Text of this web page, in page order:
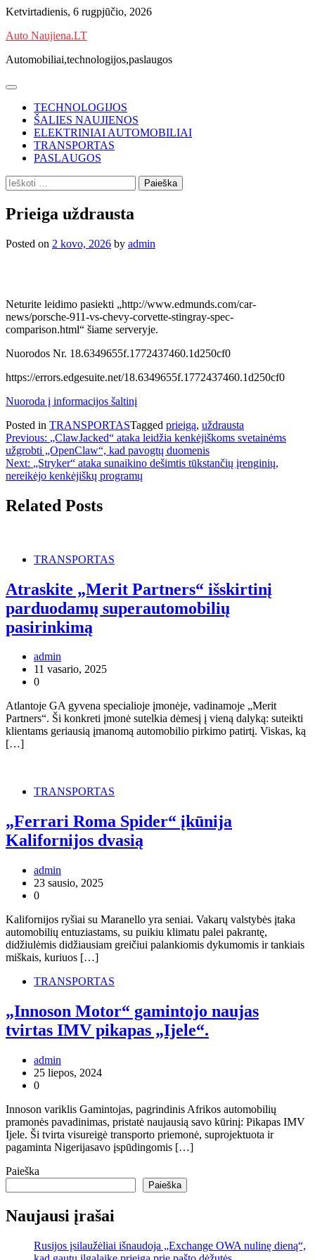
Skip
content
Ketvirtadienis, 6 rugpjūčio, 2026
Auto Naujiena.LT
Automobiliai,technologijos,paslaugos
TECHNOLOGIJOS
ŠALIES NAUJIENOS
ELEKTRINIAI AUTOMOBILIAI
TRANSPORTAS
PASLAUGOS
Ieškoti:
Prieiga uždrausta
Posted on 2 kovo, 2026 by admin
Neturite leidimo pasiekti „http://www.edmunds.com/car-
news/porsche-911-vs-chevy-corvette-stingray-spec-
comparison.html“ šiame serveryje.
Nuorodos Nr. 18.6349655f.1772437460.1d250cf0
https://errors.edgesuite.net/18.6349655f.1772437460.1d250cf0
Nuoroda į informacijos šaltinį
Posted in TRANSPORTASTagged prieigą, uždrausta
Navigacija
tarp
įrašų
Previous: „ClawJacked“ ataka leidžia kenkėjiškoms svetainėms
užgrobti „OpenClaw“, kad pavogtų duomenis
Next: „Stryker“ ataka sunaikino dešimtis tūkstančių įrenginių,
nereikėjo kenkėjiškų programų
Related Posts
TRANSPORTAS
Atraskite „Merit Partners“ išskirtinį
parduodamų superautomobilių
pasirinkimą
admin
11 vasario, 2025
0
Atlantoje GA gyvena specialioje įmonėje, vadinamoje „Merit
Partners“. Ši konkreti įmonė sutelkia dėmesį į vieną dalyką: suteikti
klientams geriausią įmanomą automobilio pirkimo patirtį. Viskas, ką
[…]
TRANSPORTAS
„Ferrari Roma Spider“ įkūnija
Kalifornijos dvasią
admin
23 sausio, 2025
0
Kalifornijos ryšiai su Maranello yra seniai. Vakarų valstybės įtaka
automobilių entuziastams, su puikiu klimatu palei pakrantę,
didžiulėmis didžiausiam greičiui palankiomis dykumomis ir tankiais
miškais, kuriuos […]
TRANSPORTAS
„Innoson Motor“ gamintojo naujas
tvirtas IMV pikapas „Ijele“.
admin
25 liepos, 2024
0
Innoson variklis Gamintojas, pagrindinis Afrikos automobilių
pramonės pavadinimas, pristatė naujausią savo kūrinį: Pikapas IMV
Ijele. Ši tvirta visureigė transporto priemonė, suprojektuota ir
pagaminta Nigerijasavo įspūdingomis […]
Paieška
Paieška
Naujausi įrašai
Rusijos įsilaužėliai išnaudoja „Exchange OWA nulinę dieną“,